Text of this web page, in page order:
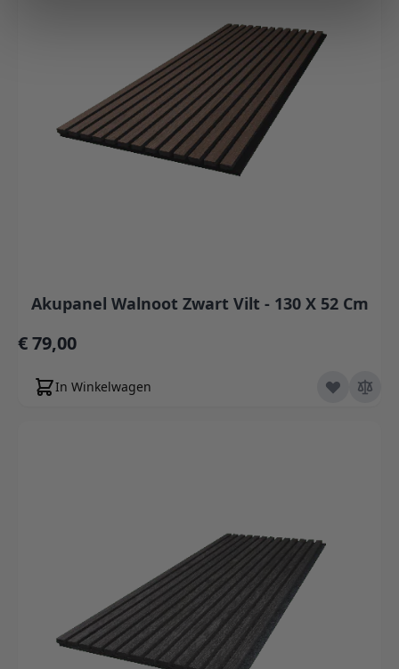
Akupanel Walnoot Zwart Vilt - 130 X 52 Cm
€ 79,00
In Winkelwagen